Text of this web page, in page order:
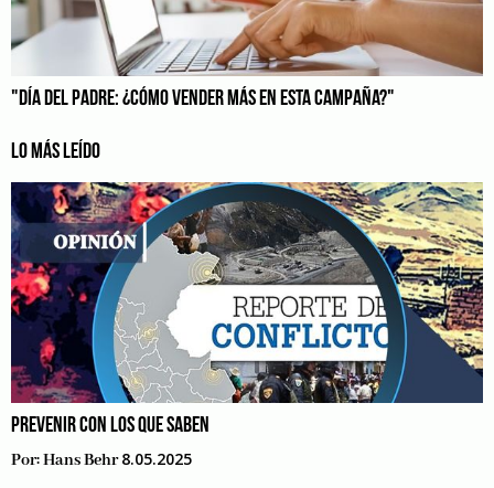
"DÍA DEL PADRE: ¿CÓMO VENDER MÁS EN ESTA CAMPAÑA?"
LO MÁS LEÍDO
PREVENIR CON LOS QUE SABEN
Por:Hans Behr 8.05.2025